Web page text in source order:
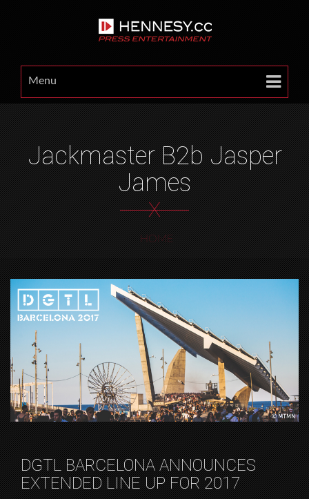
Menu
Jackmaster B2b Jasper
James
X
HOME
DGTL BARCELONA ANNOUNCES
EXTENDED LINE UP FOR 2017